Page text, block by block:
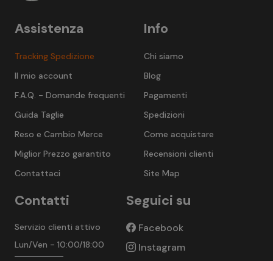
Info
Chi siamo
Blog
Pagamenti
Spedizioni
Come acquistare
Recensioni clienti
Site Map
Assistenza
Tracking Spedizione
Il mio account
F.A.Q. - Domande frequenti
Guida Taglie
Reso e Cambio Merce
Miglior Prezzo garantito
Contattaci
Contatti
Servizio clienti attivo
Lun/Ven - 10:00/18:00
Seguici su
Facebook
Instagram